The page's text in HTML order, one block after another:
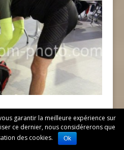
garantir la meilleure expérience sur
ce dernier, nous considérerons que
des cookies.
Ok